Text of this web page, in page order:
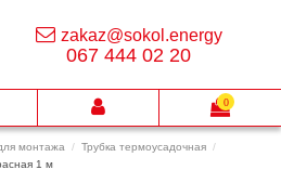
монтажа
Трубка термоусадочная
1 м
zakaz@sokol.energy
067 444 02 20
0